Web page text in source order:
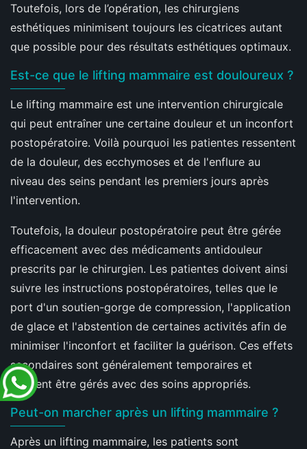
Toutefois, lors de l’opération, les chirurgiens
esthétiques minimisent toujours les cicatrices autant
que possible pour des résultats esthétiques optimaux.
Est-ce que le lifting mammaire est douloureux ?
Le lifting mammaire est une intervention chirurgicale
qui peut entraîner une certaine douleur et un inconfort
postopératoire. Voilà pourquoi les patientes ressentent
de la douleur, des ecchymoses et de l'enflure au
niveau des seins pendant les premiers jours après
l'intervention.
Toutefois, la douleur postopératoire peut être gérée
efficacement avec des médicaments antidouleur
prescrits par le chirurgien. Les patientes doivent ainsi
suivre les instructions postopératoires, telles que le
port d'un soutien-gorge de compression, l'application
de glace et l'abstention de certaines activités afin de
minimiser l'inconfort et faciliter la guérison. Ces effets
secondaires sont généralement temporaires et
peuvent être gérés avec des soins appropriés.
Peut-on marcher après un lifting mammaire ?
Après un lifting mammaire, les patients sont